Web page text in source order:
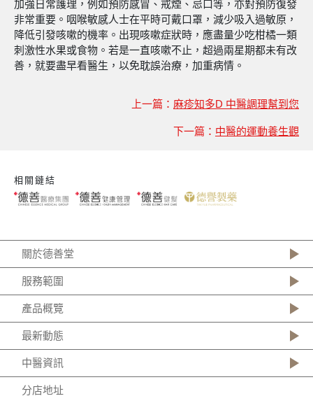
加強日常護理，例如預防感冒、戒煙、忌口等，亦對預防復發
非常重要。咽喉敏感人士在平時可戴口罩，減少吸入過敏原，
降低引發咳嗽的機率。出現咳嗽症狀時，應盡量少吃柑橘一類
刺激性水果或食物。若是一直咳嗽不止，超過兩星期都未有改
善，就要盡早看醫生，以免耽誤治療，加重病情。
上一篇： 麻疹知多D 中醫調理幫到您
下一篇： 中醫的運動養生觀
相關鏈結
關於德善堂
服務範圍
產品概覽
最新動態
中醫資訊
分店地址